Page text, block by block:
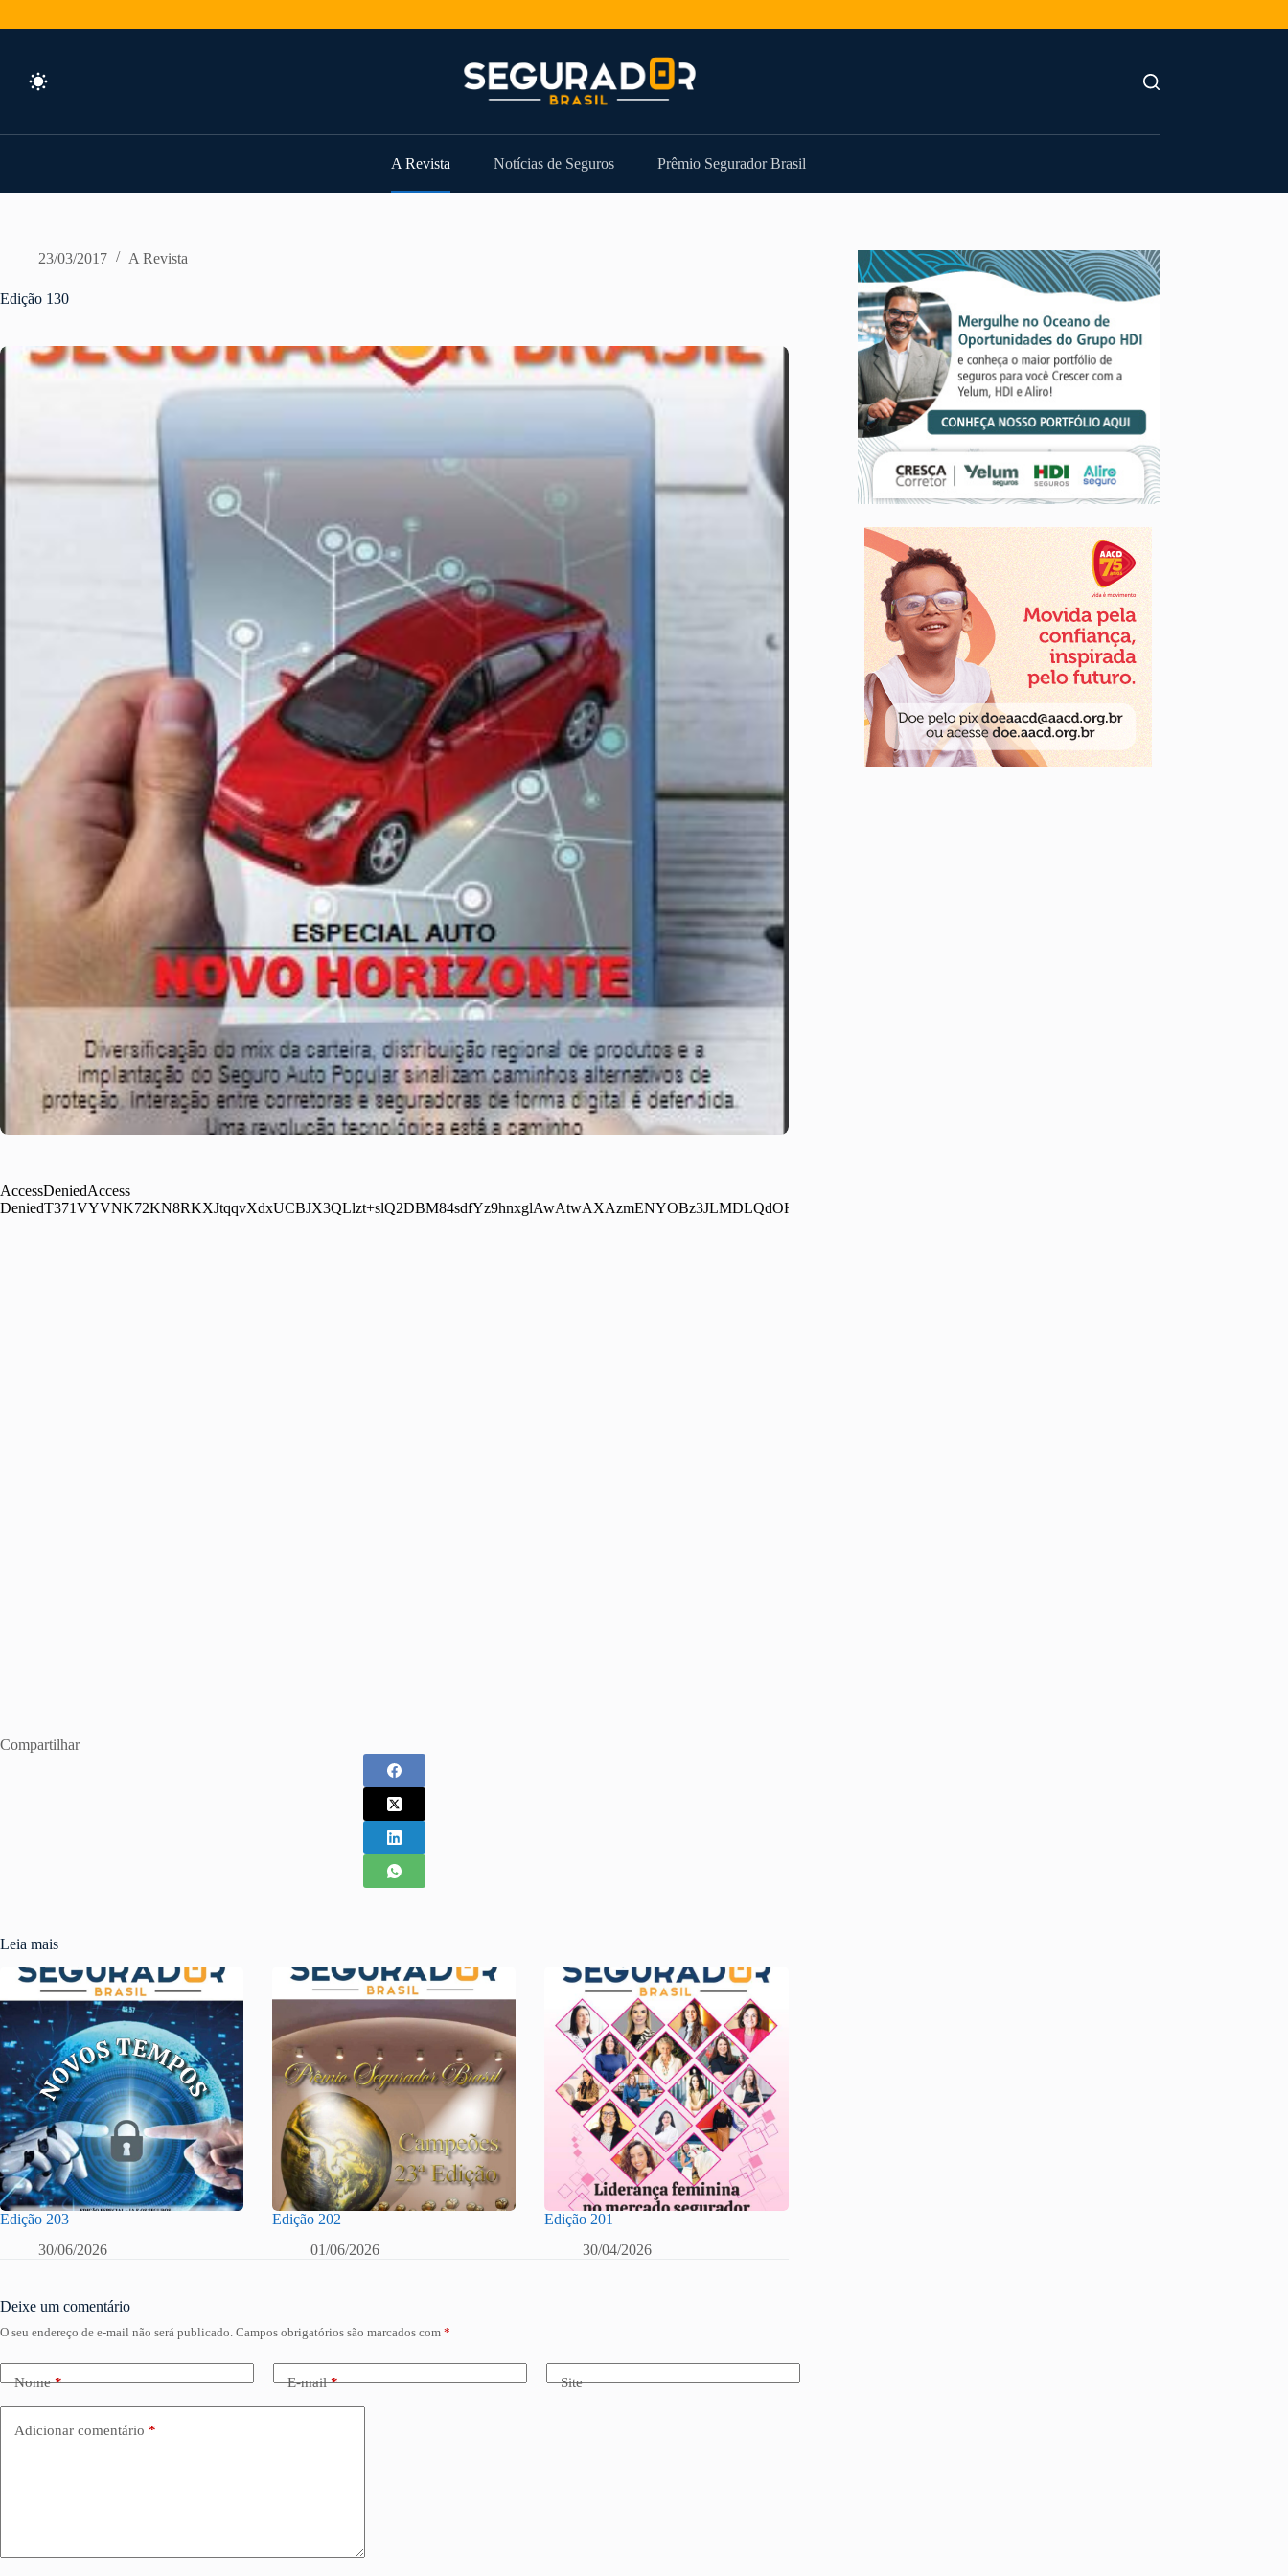
A Revista Notícias de Seguros Prêmio Segurador Brasil
23/03/2017 A Revista
Edição 130
Compartilhar
Leia mais
Edição 203
30/06/2026
Edição 202
01/06/2026
Edição 201
30/04/2026
Deixe um comentário
O seu endereço de e-mail não será publicado. Campos obrigatórios são marcados com *
Nome* E-mail* Site
Adicionar comentário *